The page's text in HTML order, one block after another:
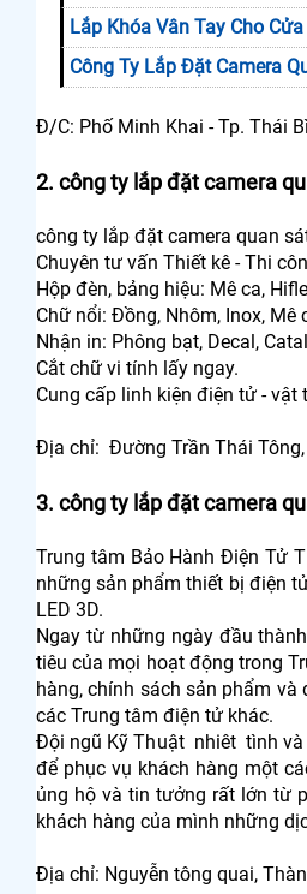
Lắp Khóa Vân Tay Cho
Công Ty Lắp Đặt Camera
Đ/C: Phố Minh Khai - Tp. Thái
2. công ty lắp đặt camera
công ty lắp đặt camera quan
Chuyên tư vấn Thiết kê - Thi
Hộp đèn, bảng hiệu: Mê ca,
Chữ nổi: Đồng, Nhôm, Inox, Mê
Nhận in: Phông bạt, Decal,
Cắt chữ vi tính lấy ngay.
Cung cấp linh kiện điện tử - vật
Địa chỉ: Đường Trần Thái
3. công ty lắp đặt camera
Trung tâm Bảo Hành Điện Tử
những sản phẩm thiết bị điện
LED 3D.
Ngay từ những ngày đầu
tiêu của mọi hoạt động trong
hàng, chính sách sản phẩm
các Trung tâm điện tử khác.
Đội ngũ Kỹ Thuật nhiêt tình và
để phục vụ khách hàng một
ủng hộ và tin tưởng rất lớn từ
khách hàng của mình những
Địa chỉ: Nguyễn tông quai,